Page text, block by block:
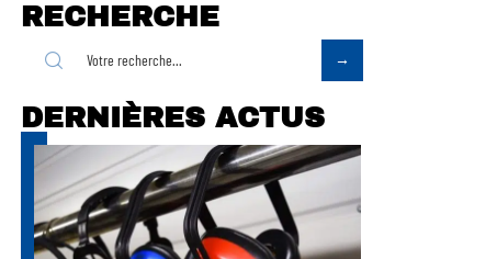
RECHERCHE
DERNIÈRES ACTUS